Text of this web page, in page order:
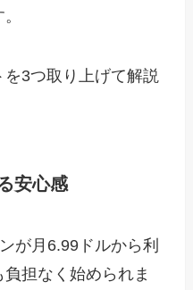
3つ取り上げて解説
安心感
が月6.99ドルから利
担なく始められま